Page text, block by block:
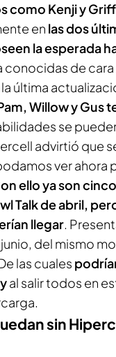
como Kenji y
en las dos
la esperada
de cara
última
Willow y Gus
se
advirtió que
ver ahora
ello ya son
Talk de abril,
llegar.
del mismo
las cuales
al salir todos en
sin